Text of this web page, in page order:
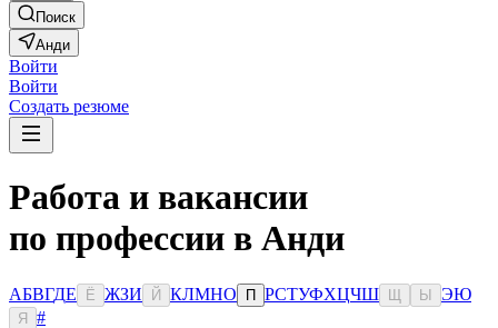
Поиск
Анди
Войти
Войти
Создать резюме
Работа и вакансии
по профессии в Анди
АБВГДЕ Ё ЖЗИ Й КЛМНО П РСТУФХЦЧШ Ы ЭЮ
Я
#